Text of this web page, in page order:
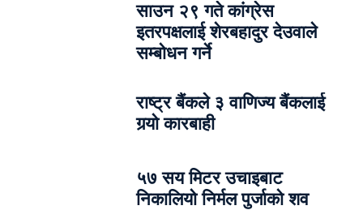
साउन २९ गते कांग्रेस
इतरपक्षलाई शेरबहादुर देउवाले
सम्बोधन गर्ने
राष्ट्र बैंकले ३ वाणिज्य बैंकलाई
गर्‍यो कारबाही
५७ सय मिटर उचाइबाट
निकालियो निर्मल पुर्जाको शव